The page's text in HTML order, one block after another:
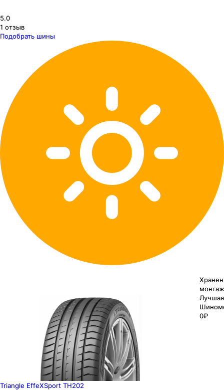
5.0
1 отзыв
Подобрать шины
0₽
Triangle EffeXSport TH202